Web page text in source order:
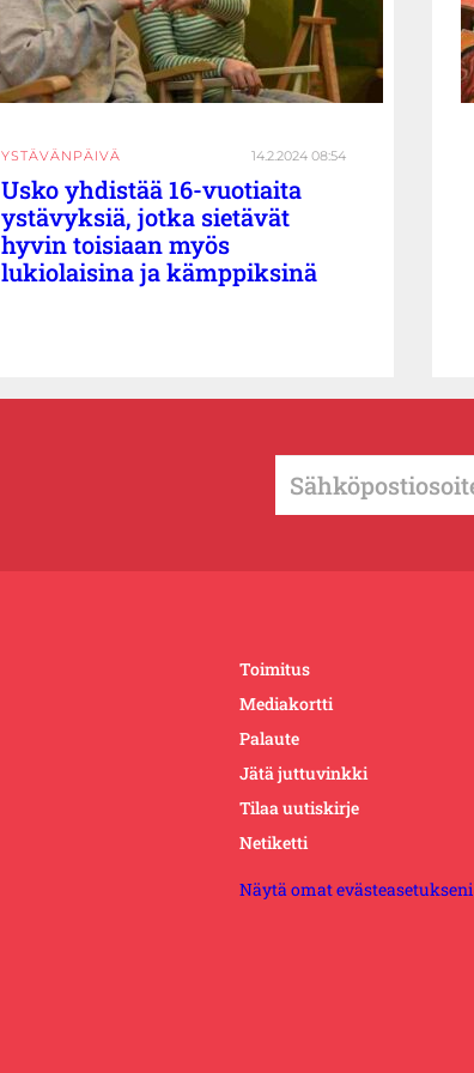
YSTÄVÄNPÄIVÄ 14.2.2024 08:54
Usko yhdistää 16-vuotiaita
ystävyksiä, jotka sietävät
hyvin toisiaan myös
lukiolaisina ja kämppiksinä
Toimitus
Mediakortti
Palaute
Jätä juttuvinkki
Tilaa uutiskirje
Netiketti
Näytä omat evästeasetukseni